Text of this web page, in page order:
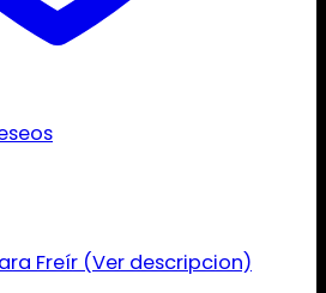
Freír (Ver descripcion)